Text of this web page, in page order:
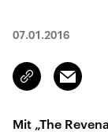
07.01.2016
Link
kopieren/teilen
Email
Mit „The